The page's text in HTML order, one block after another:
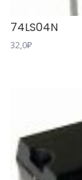
74LS04N
32,0₽